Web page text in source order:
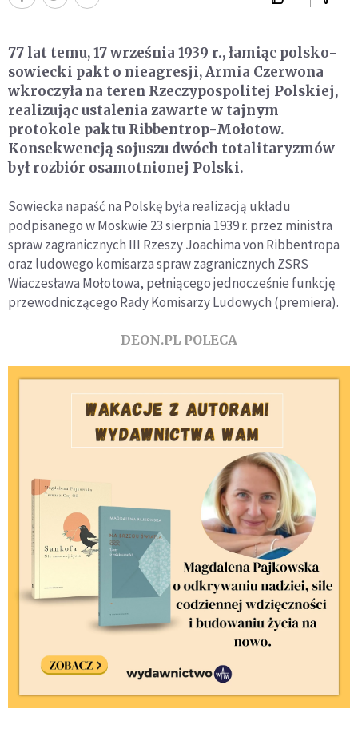
77 lat temu, 17 września 1939 r., łamiąc polsko-
sowiecki pakt o nieagresji, Armia Czerwona
wkroczyła na teren Rzeczypospolitej Polskiej,
realizując ustalenia zawarte w tajnym
protokole paktu Ribbentrop-Mołotow.
Konsekwencją sojuszu dwóch totalitaryzmów
był rozbiór osamotnionej Polski.
Sowiecka napaść na Polskę była realizacją układu
podpisanego w Moskwie 23 sierpnia 1939 r. przez ministra
spraw zagranicznych III Rzeszy Joachima von Ribbentropa
oraz ludowego komisarza spraw zagranicznych ZSRS
Wiaczesława Mołotowa, pełniącego jednocześnie funkcję
przewodniczącego Rady Komisarzy Ludowych (premiera).
DEON.PL POLECA